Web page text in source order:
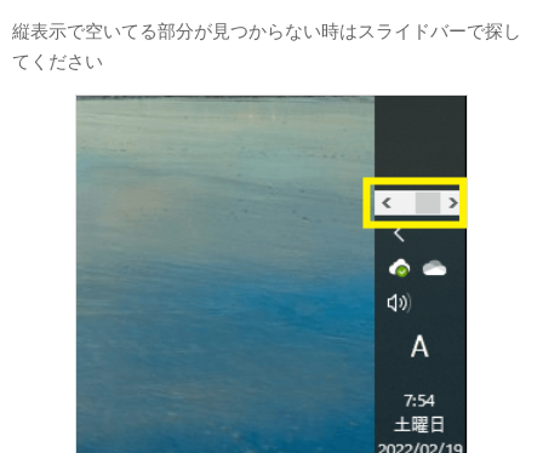
縦表示で空いてる部分が見つからない時はスライドバーで探し
てください